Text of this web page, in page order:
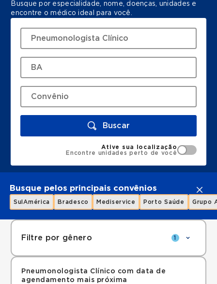
Busque por especialidade, nome, doenças, unidades e
encontre o médico ideal para você.
Buscar
Ative sua localização
Encontre unidades perto de você
Busque pelos principais convênios
SulAmérica Bradesco Mediservice Porto Saúde Grupo
Filtre por gênero 1
Pneumonologista Clínico com data de
agendamento mais próxima